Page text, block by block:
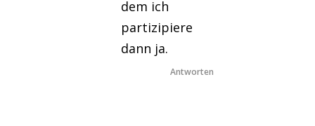
dem ich
partizipiere
dann ja.
Antworten